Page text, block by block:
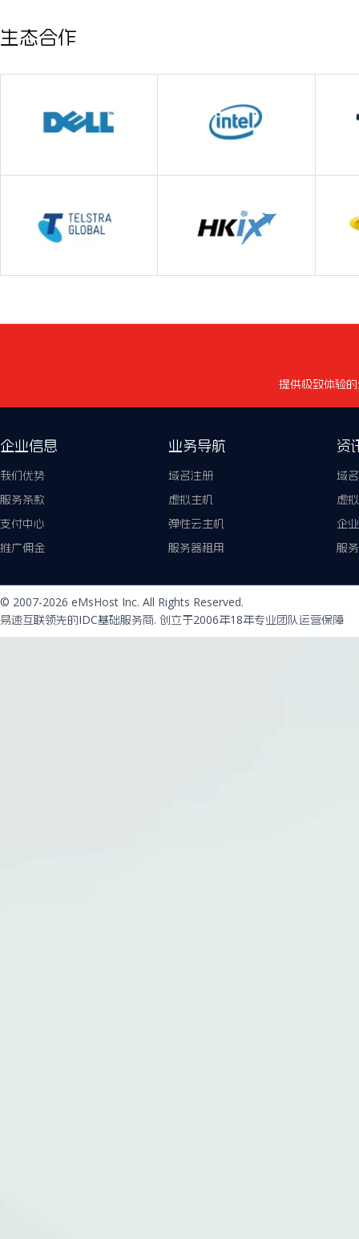
生态合作
我们第一次将服务器维护托管出
——
提供极致体验
企业信息
我们优势
服务条款
支付中心
推广佣金
业务导航
域名注册
虚拟主机
弹性云主机
服务器租用
资
域
虚
企
服
© 2007-2026 eMsHost Inc. All Rights Reserved.
易速互联领先的IDC基础服务商. 创立于2006年18年专业团队运营保障